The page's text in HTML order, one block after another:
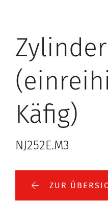
Käfig)
NJ252E.M3
ZUR